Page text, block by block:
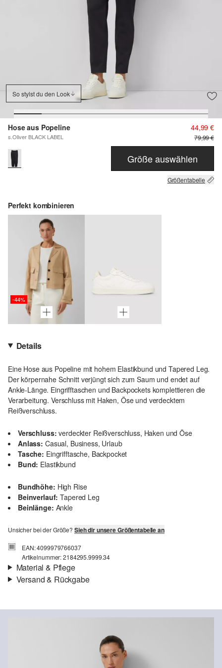
So stylst du den Look
Hose aus Popeline
s.Oliver BLACK LABEL
44,99 €
79,99 €
Größe auswählen
Größentabelle
Perfekt kombinieren
-44%
Details
Eine Hose aus Popeline mit hohem Elastikbund und Tapered Leg.
Der körpernahe Schnitt verjüngt sich zum Saum und endet auf
Ankle-Länge. Eingrifftaschen und Backpockets komplettieren die
Verarbeitung. Verschluss mit Haken, Öse und verdecktem
Reißverschluss.
Verschluss: verdeckter Reißverschluss, Haken und Öse
Anlass: Casual, Business, Urlaub
Tasche: Eingrifftasche, Backpocket
Bund: Elastikbund
Bundhöhe: High Rise
Beinverlauf: Tapered Leg
Beinlänge: Ankle
Unsicher bei der Größe? Sieh dir unsere Größentabelle an
EAN: 4099979766037
Artikelnummer: 2184295.9999.34
Material & Pflege
Versand & Rückgabe
Standardlieferung einer Bestellung in Höhe von 3,95 € an. Fashion
einem Mindestbestellwert in Höhe von 149,00 € (bei einem
geringeren Bestellwert betragen die Versandkosten für eine
Standardlieferung ebenfalls 3,95 €). Für VIP Kunden entfallen die